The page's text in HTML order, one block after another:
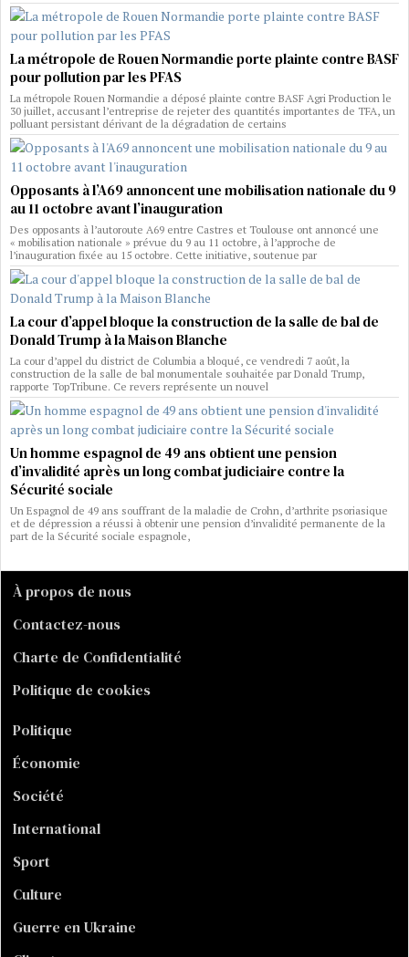
La métropole de Rouen Normandie porte plainte contre BASF
pour pollution par les PFAS
La métropole Rouen Normandie a déposé plainte contre BASF Agri Production le
30 juillet, accusant l’entreprise de rejeter des quantités importantes de TFA, un
polluant persistant dérivant de la dégradation de certains
Opposants à l’A69 annoncent une mobilisation nationale du 9
au 11 octobre avant l’inauguration
Des opposants à l’autoroute A69 entre Castres et Toulouse ont annoncé une
« mobilisation nationale » prévue du 9 au 11 octobre, à l’approche de
l’inauguration fixée au 15 octobre. Cette initiative, soutenue par
La cour d’appel bloque la construction de la salle de bal de
Donald Trump à la Maison Blanche
La cour d’appel du district de Columbia a bloqué, ce vendredi 7 août, la
construction de la salle de bal monumentale souhaitée par Donald Trump,
rapporte TopTribune. Ce revers représente un nouvel
Un homme espagnol de 49 ans obtient une pension
d’invalidité après un long combat judiciaire contre la
Sécurité sociale
Un Espagnol de 49 ans souffrant de la maladie de Crohn, d’arthrite psoriasique
et de dépression a réussi à obtenir une pension d’invalidité permanente de la
part de la Sécurité sociale espagnole,
À propos de nous
Contactez-nous
Charte de Confidentialité
Politique de cookies
Politique
Économie
Société
International
Sport
Culture
Guerre en Ukraine